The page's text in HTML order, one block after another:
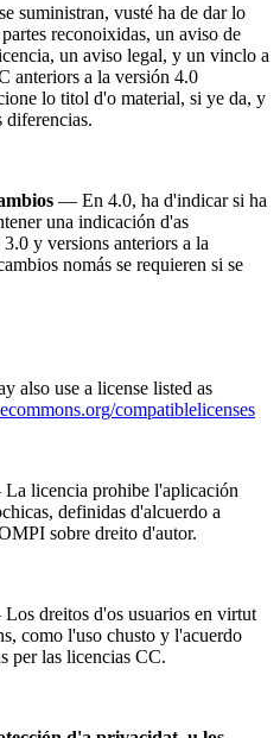
suministran, vusté ha de dar lo
reconoixidas, un aviso de
un aviso legal, y un vinclo a
anteriors a la versión 4.0
lo titol d'o material, si ye da, y
diferencias.
— En 4.0, ha d'indicar si ha
una indicación d'as
y versions anteriors a la
nomás se requieren si se
also use a license listed as
compatiblelicenses
licencia prohibe l'aplicación
definidas d'alcuerdo a
sobre dreito d'autor.
dreitos d'os usuarios en virtut
como l'uso chusto y l'acuerdo
per las licencias CC.